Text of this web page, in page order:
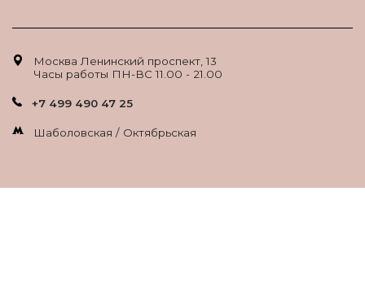
Москва Ленинский проспект, 13
Часы работы ПН-ВС 11.00 - 21.00
+7 499 490 47 25
Шаболовская / Октябрьская